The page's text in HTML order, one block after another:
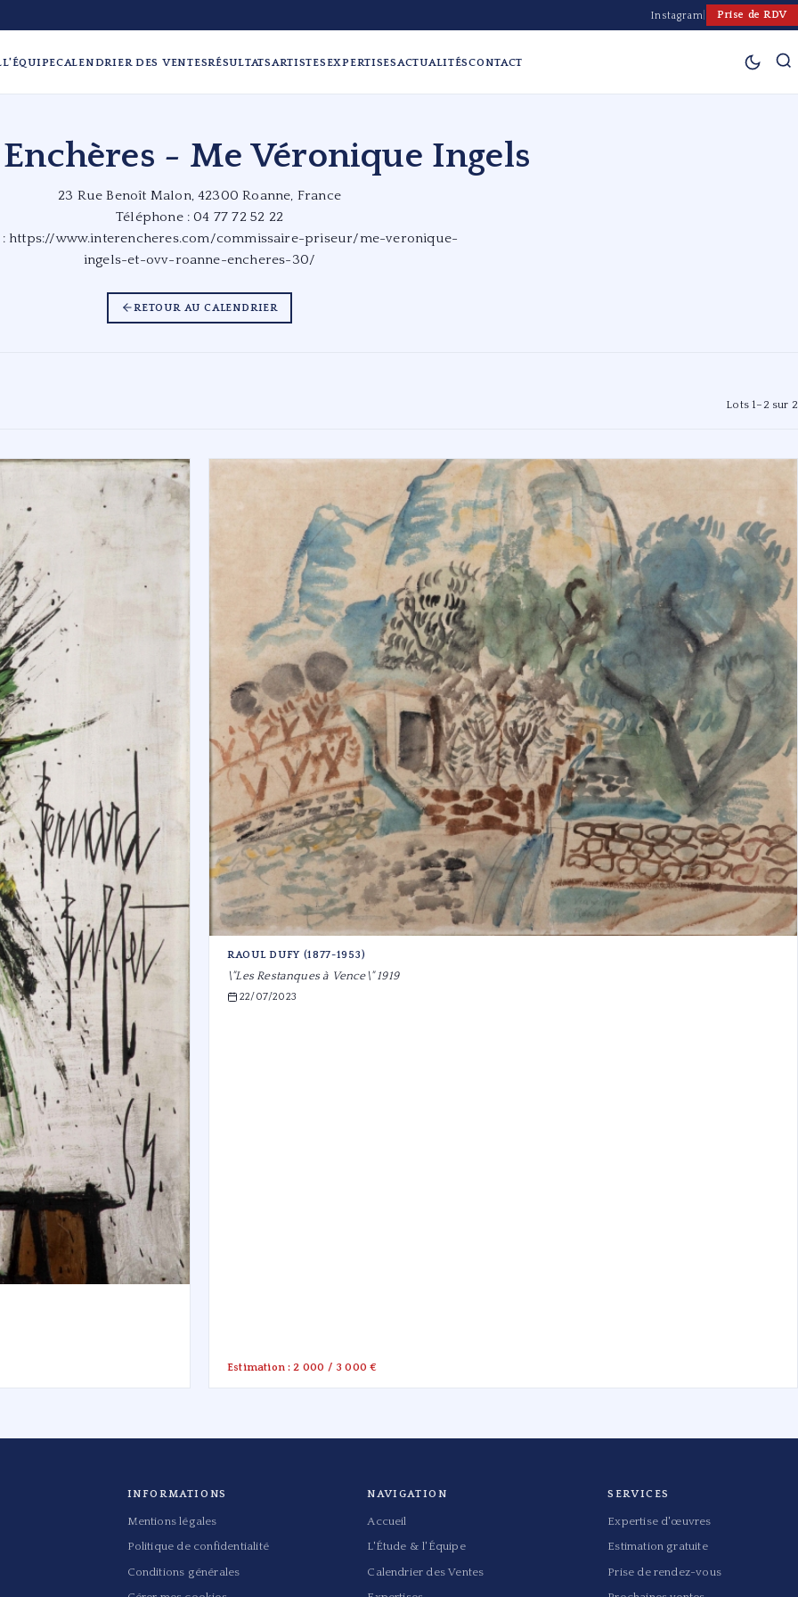
Instagram Prise de RDV
L'ÉQUIPECALENDRIER DES VENTESRÉSULTATSARTISTESEXPERTISESACTUALITÉSCONTACT
- Me Véronique Ingels
23 Rue Benoît Malon, 42300 Roanne, France
Téléphone : 04 77 72 52 22
https://www.interencheres.com/commissaire-priseur/me-veronique-
ingels-et-ovv-roanne-encheres-30/
RETOUR AU CALENDRIER
Lots 1–2 sur 2
RAOUL DUFY (1877-1953)
\"Les Restanques à Vence\" 1919
22/07/2023
Estimation : 2 000 / 3 000 €
INFORMATIONS
Mentions légales
Politique de confidentialité
Conditions générales
NAVIGATION
Accueil
L'Étude & l'Équipe
Calendrier des Ventes
SERVICES
Expertise d'œuvres
Estimation gratuite
Prise de rendez-vous